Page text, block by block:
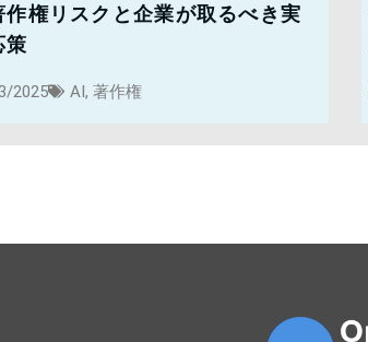
作権リスクと企業が取るべき実
策
2025 AI,著作権